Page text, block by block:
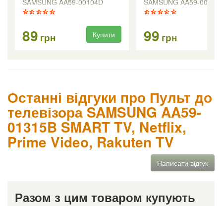
89 грн Купити
AA59-00198G
99 грн
Останні відгуки про Пульт до
телевізора SAMSUNG AA59-
01315B SMART TV, Netflix,
Prime Video, Rakuten TV
Написати відгук
Разом з цим товаром купують